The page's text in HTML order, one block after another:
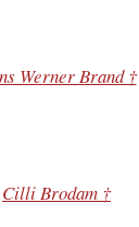
Werner Brand †
Cilli Brodam †